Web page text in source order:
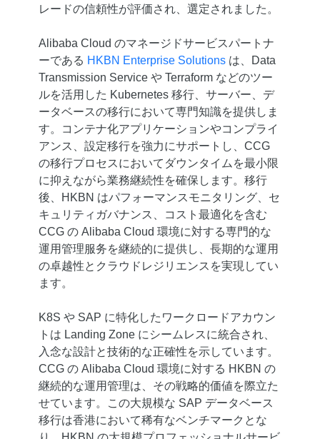
レードの信頼性が評価され、選定されました。
Alibaba Cloud のマネージドサービスパートナ
ーである HKBN Enterprise Solutionsは、Data
Transmission Service や Terraform などのツー
ルを活用した Kubernetes 移行、サーバー、デ
ータベースの移行において専門知識を提供しま
す。コンテナ化アプリケーションやコンプライ
アンス、設定移行を強力にサポートし、CCG
の移行プロセスにおいてダウンタイムを最小限
に抑えながら業務継続性を確保します。移行
後、HKBN はパフォーマンスモニタリング、セ
キュリティガバナンス、コスト最適化を含む
CCG の Alibaba Cloud 環境に対する専門的な
運用管理服务を継続的に提供し、長期的な運用
の卓越性とクラウドレジリエンスを実現してい
ます。
K8S や SAP に特化したワークロードアカウン
トは Landing Zone にシームレスに統合され、
入念な設計と技術的な正確性を示しています。
CCG の Alibaba Cloud 環境に対する HKBN の
継続的な運用管理は、その戦略的価値を際立た
せています。この大規模な SAP データベース
移行は香港において稀有なベンチマークとな